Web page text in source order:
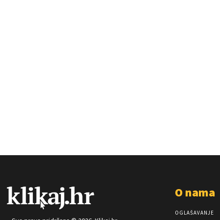
O nama
OGLAŠAVANJE